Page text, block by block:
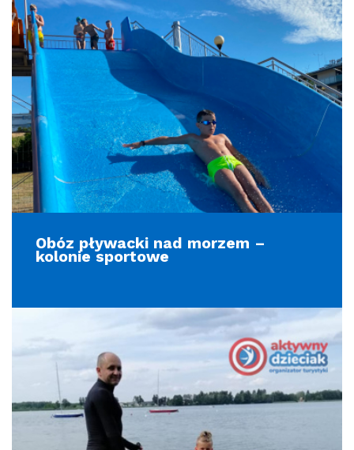
Obóz pływacki nad morzem –
kolonie sportowe